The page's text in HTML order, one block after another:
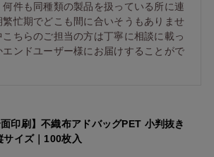
件も同種類の製品を扱っている所に連
忙期でどこも間に合いそうもありませ
ちらのご担当の方は丁寧に相談に載っ
ンドユーザー様にお届けすることがで
面印刷】不織布アドバッグPET 小判抜き
サイズ｜100枚入